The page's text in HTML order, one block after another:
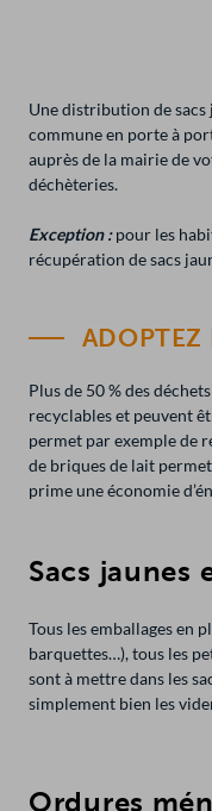
Une distribution de sacs
commune en porte à
auprès de la mairie de
déchèteries.
Exception :pour les
récupération de sacs
ADOPTEZ
Plus de 50 % des
recyclables et peuvent
permet par exemple de
de briques de lait
prime une économie
Sacs jaunes
Tous les emballages en
barquettes…), tous les
sont à mettre dans les
simplement bien les
Ordures